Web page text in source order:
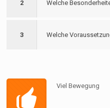
2 Welche
3 Welche
Viel Bewegung